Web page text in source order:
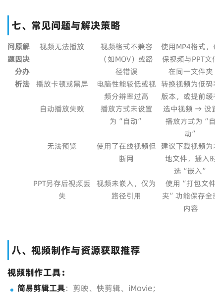
七、常见问题与解决策略
问
题
原
因
分
析
解
决
办
法
视频无法播放
视频格式不兼容
（如MOV）或路
径错误
使用MP4格式，确
保视频与PPT文件
在同一文件夹
播放卡顿或黑屏
电脑性能较低或视
频分辨率过高
转换视频为低码率
版本，或提前缓存
自动播放失败
播放方式未设置
为“自动”
选中视频 → 设置
播放方式为“自
动”
无法预览
使用了在线视频但
断网
建议下载视频为本
地文件，插入时
选“嵌入”
PPT另存后视频丢
失
视频未嵌入，仅为
路径引用
使用“打包文件
夹”功能保存全部
内容
八、视频制作与资源获取推荐
视频制作工具：
简易剪辑工具：剪映、快剪辑、iMovie；